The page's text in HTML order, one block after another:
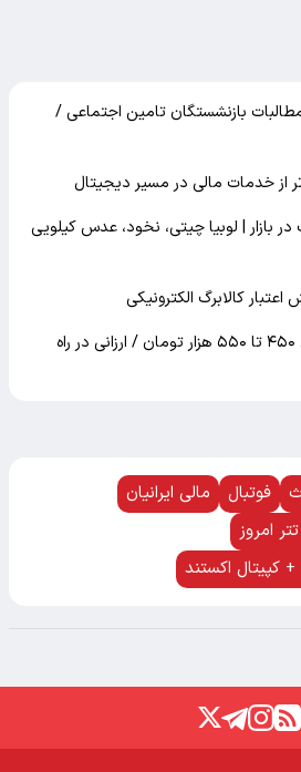
بازنشستگان تامین اجتماعی /
بازار | لوبیا چیتی، نخود، عدس کیلویی
کالابرگ الکترونیکی
قیمت برنج هنوز در کانال ۴۵۰ تا ۵۵۰ هزار تومان / ارزانی در راه
فوتبال
مالی ایرانیان
امروز
اکستند